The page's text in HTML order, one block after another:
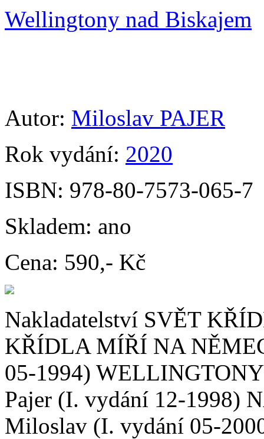
Wellingtony nad Biskajem
Autor: Miloslav PAJER
Rok vydání: 2020
ISBN: 978-80-7573-065-7
Skladem: ano
Cena: 590,- Kč
Nakladatelství SVĚT
KŘÍDLA MÍŘÍ NA
05-1994)
Pajer (I. vydání 12-1998)
Miloslav (I. vydání 05-